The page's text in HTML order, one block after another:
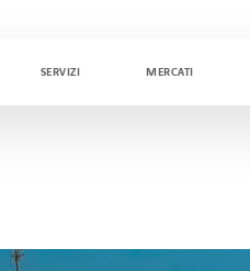
SERVIZI MERCATI